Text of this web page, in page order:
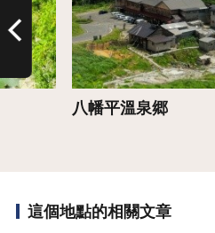
八幡平溫泉郷
這個地點的相關文章